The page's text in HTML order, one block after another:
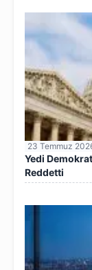
23 Temmuz
Yedi
Reddetti